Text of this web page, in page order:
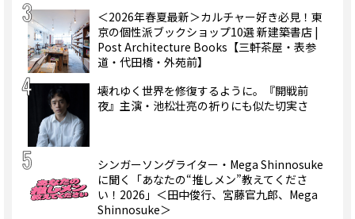
＜2026年春夏最新＞カルチャー好き必見！東
京の個性派ブックショップ10選 新建築書店 |
Post Architecture Books【三軒茶屋・表参
道・代田橋・外苑前】
壊れゆく世界を修復するように。『開戦前
夜』主演・池松壮亮の祈りにも似た切実さ
シンガーソングライター・Mega Shinnosuke
に聞く「あなたの“推しメン”教えてくださ
い！2026」＜田中俊行、宮藤官九郎、Mega
Shinnosuke＞